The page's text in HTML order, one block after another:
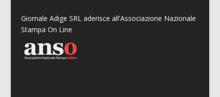
Giornale Adige SRL aderisce all'Associazione Nazionale
Stampa On Line